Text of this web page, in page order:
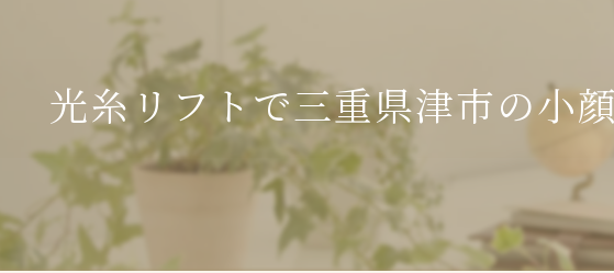
光糸リフトで三重県津市の小